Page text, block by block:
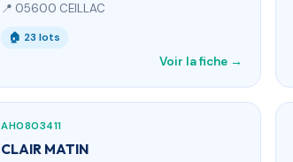
📍 05600 CEILLAC
🏠 23 lots
Voir la fiche →
AH0803411
CLAIR MATIN